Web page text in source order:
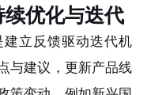
优化与迭代
立反馈驱动迭代机
与建议，更新产品线